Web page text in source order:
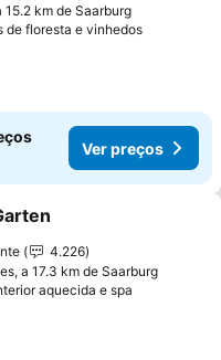
15.2 km de Saarburg
de floresta e vinhedos
Ver preços
aos favoritos
4.226
a 17.3 km de Saarburg
aquecida e spa